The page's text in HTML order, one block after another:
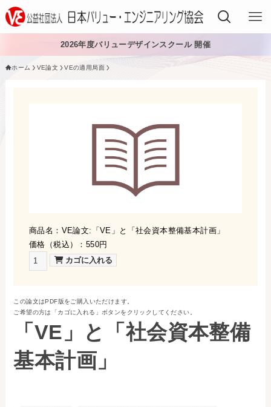
日本VE協会について
日本VE協会について
資料・論文購入
事務局・勤務体制
2026年度バリューデザインスクール 開催
ホーム VE論文 VEの適用局面
商品名：VE論文:「VE」と「社会資本整備基本計画」
価格（税込）：550円
この論文はPDF版をご購入いただけます。
ご希望の方は「カゴに入れる」ボタンをクリックしてください。
「VE」と「社会資本整備
基本計画」